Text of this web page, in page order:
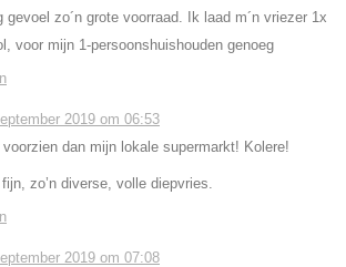
gevoel zo´n grote voorraad. Ik laad m´n vriezer 1x
voor mijn 1-persoonshuishouden genoeg
2019 om 06:53
dan mijn lokale supermarkt! Kolere!
zo’n diverse, volle diepvries.
2019 om 07:08